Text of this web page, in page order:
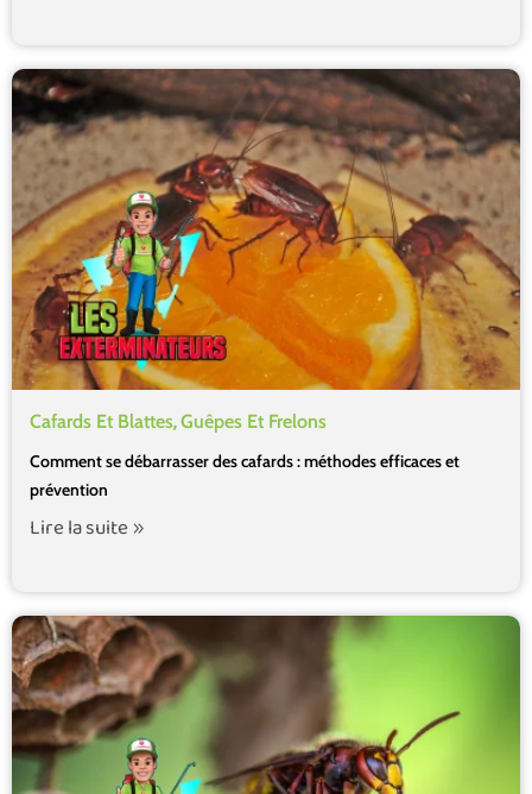
Cafards Et Blattes,Guêpes Et Frelons
Comment se débarrasser des cafards : méthodes efficaces et
prévention
Lire la suite